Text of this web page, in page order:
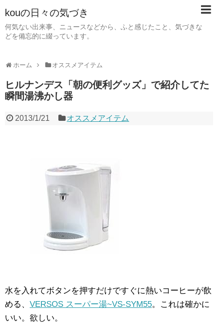
kouの日々の気づき
何気ない出来事、ニュースなどから、ふと感じたこと、気づきな
どを備忘的に綴っています。
ホーム オススメアイテム
ヒルナンデス「朝の便利グッズ」で紹介してた
瞬間湯沸かし器
2013/1/21 オススメアイテム
水を入れてボタンを押すだけですぐに熱いコーヒーが飲
める、 VERSOS スーパー湯~VS-SYM55。これは確かに
いい。欲しい。